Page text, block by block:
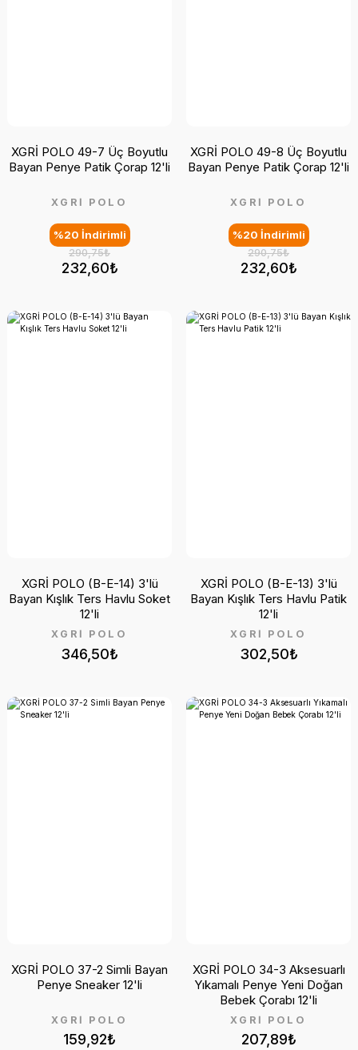
232,60₺
290,75₺
%20 İndirimli
XGRİ POLO
XGRİ POLO 49-7 Üç Boyutlu
Bayan Penye Patik Çorap 12'li
232,60₺
290,75₺
%20 İndirimli
XGRİ POLO
XGRİ POLO 49-8 Üç Boyutlu
Bayan Penye Patik Çorap 12'li
346,50₺
XGRİ POLO
XGRİ POLO (B-E-14) 3'lü
Bayan Kışlık Ters Havlu Soket
12'li
302,50₺
XGRİ POLO
XGRİ POLO (B-E-13) 3'lü
Bayan Kışlık Ters Havlu Patik
12'li
159,92₺
XGRİ POLO
XGRİ POLO 37-2 Simli Bayan
Penye Sneaker 12'li
207,89₺
XGRİ POLO
XGRİ POLO 34-3 Aksesuarlı
Yıkamalı Penye Yeni Doğan
Bebek Çorabı 12'li